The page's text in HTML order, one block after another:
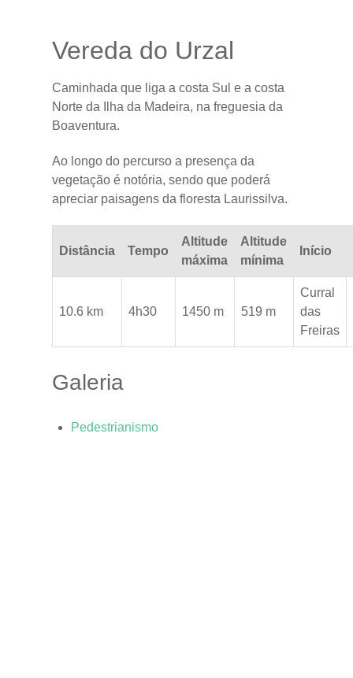
Vereda do Urzal
Caminhada que liga a costa Sul e a costa
Norte da Ilha da Madeira, na freguesia da
Boaventura.
Ao longo do percurso a presença da
vegetação é notória, sendo que poderá
apreciar paisagens da floresta Laurissilva.
Distância Tempo
Altitude
máxima
Altitude
mínima
Início
10.6 km 4h30 1450 m 519 m
Curral
das
Freiras
Galeria
Pedestrianismo